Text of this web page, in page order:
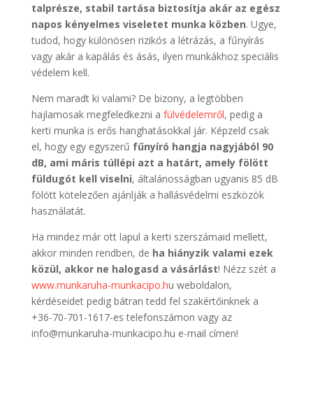
talprésze, stabil tartása biztosítja akár az egész
napos kényelmes viseletet munka közben. Ugye,
tudod, hogy különösen rizikós a létrázás, a fűnyírás
vagy akár a kapálás és ásás, ilyen munkákhoz speciális
védelem kell.
Nem maradt ki valami? De bizony, a legtöbben
hajlamosak megfeledkezni a fülvédelemről, pedig a
kerti munka is erős hanghatásokkal jár. Képzeld csak
el, hogy egy egyszerű fűnyíró hangja nagyjából 90
dB, ami máris túllépi azt a határt, amely fölött
füldugót kell viselni, általánosságban ugyanis 85 dB
fölött kötelezően ajánlják a hallásvédelmi eszközök
használatát.
Ha mindez már ott lapul a kerti szerszámaid mellett,
akkor minden rendben, de ha hiányzik valami ezek
közül, akkor ne halogasd a vásárlást! Nézz szét a
www.munkaruha-munkacipo.hu weboldalon,
kérdéseidet pedig bátran tedd fel szakértőinknek a
+36-70-701-1617-es telefonszámon vagy az
info@munkaruha-munkacipo.hu e-mail címen!